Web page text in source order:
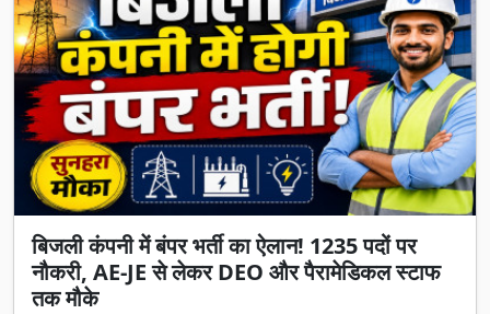
बिजली कंपनी में बंपर भर्ती का ऐलान! 1235 पदों पर
नौकरी, AE-JE से लेकर DEO और पैरामेडिकल स्टाफ
तक मौके